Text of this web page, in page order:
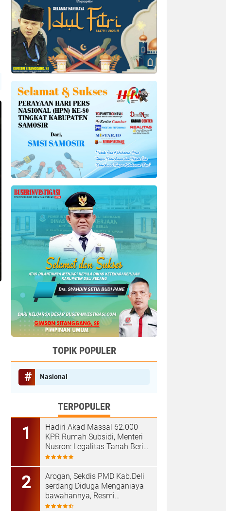
TOPIK POPULER
Nasional
TERPOPULER
Hadiri Akad Massal 62.000
KPR Rumah Subsidi, Menteri
Nusron: Legalitas Tanah Beri
Kepastian bagi Masyarakat
‎Arogan, Sekdis PMD Kab.Deli
serdang Diduga Menganiaya
bawahannya, Resmi
Dilaporkan ke Poldasu